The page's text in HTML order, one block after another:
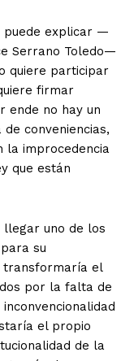
puede explicar —
Serrano Toledo—
quiere participar
firmar
ende no hay un
conveniencias,
la improcedencia
que están
llegar uno de los
su
transformaría el
por la falta de
el propio
de la